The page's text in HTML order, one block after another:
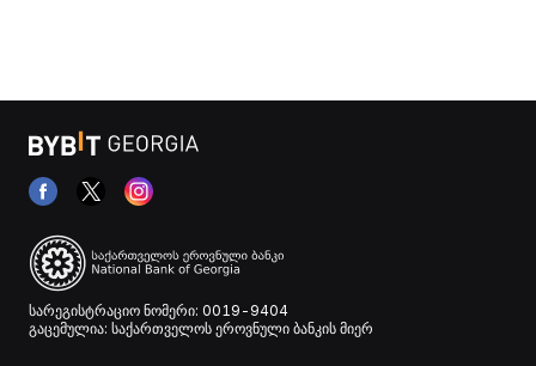
სარეგისტრაციო ნომერი: 0019-9404
გაცემულია: საქართველოს ეროვნული ბანკის მიერ